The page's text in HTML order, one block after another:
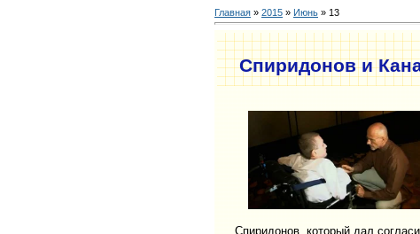
Главная » 2015 » Июнь » 13
Спиридонов и
Спиридонов, который дал